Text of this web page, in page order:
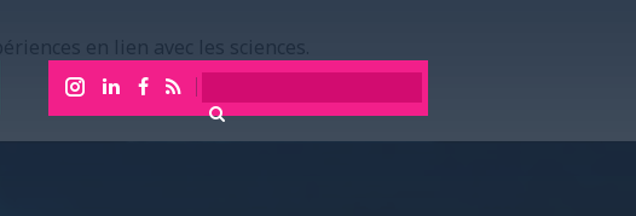
en lien avec les sciences.